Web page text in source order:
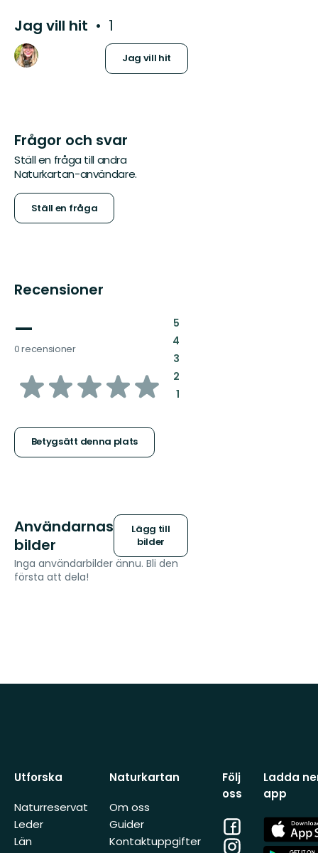
Jag vill hit 1
Jag vill hit
Frågor och svar
Ställ en fråga till andra
Naturkartan-användare.
Ställ en fråga
Recensioner
—
0 recensioner
av
stjärnor
Betygsätt denna plats
5:
4:
3:
2:
1:
Användarnas
bilder
Lägg till
bilder
Inga användarbilder ännu. Bli den
första att dela!
Utforska
Naturreservat
Leder
Län
Naturkartan
Om oss
Guider
Kontaktuppgifter
Följ
oss
Facebook
Instagram
Ladda
app
App
Store